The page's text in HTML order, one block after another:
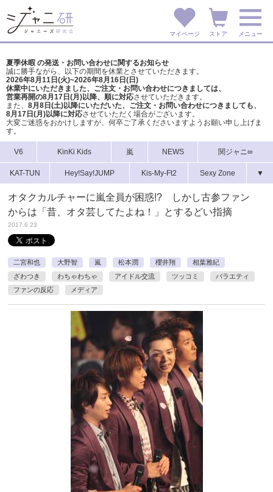
マイページ ストア メニュー
夏季休暇 の発送・お問い合わせに関するお知らせ
誠に勝手ながら、以下の期間を休業とさせていただきます。
2026年8月11日(火)~2026年8月16日(日)
休業中にいただきました、ご注文・お問い合わせにつきましては、
営業再開の8月17日(月)以降、順に対応させていただきます。
また、 8月8日(土)以降にいただいた、ご注文・ お問い合わせにつきましても、
8月17日(月)以降に対応させていただく場合がございます。
大変ご迷惑をおかけしますが、 何卒ご了承くださいますようお願い申し上げま
す。
V6 KinKi Kids 嵐 NEWS 関ジャニ∞
KAT-TUN Hey!Say!JUMP Kis-My-Ft2 Sexy Zone ▼
オタクカルチャーに嵐全員が困惑!? しかし古参ファン
からは「昔、オタ芸してたよね！」とするどい指摘
2017.6.23
二宮和也 大野智 嵐 松本潤 櫻井翔
相葉雅紀
ざわつき
わちゃわちゃ アイドル交流 ツッコミ
バラエティ
ファンの反応
メディア